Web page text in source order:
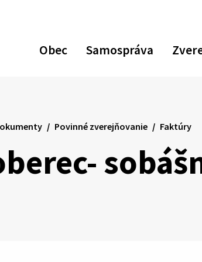
Obec Samospráva
Odoslať
Povinné zverejňovanie Faktúry